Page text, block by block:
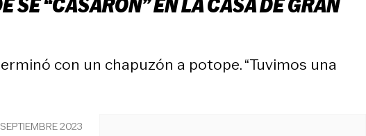
con un chapuzón a potope. “Tuvimos una
2023